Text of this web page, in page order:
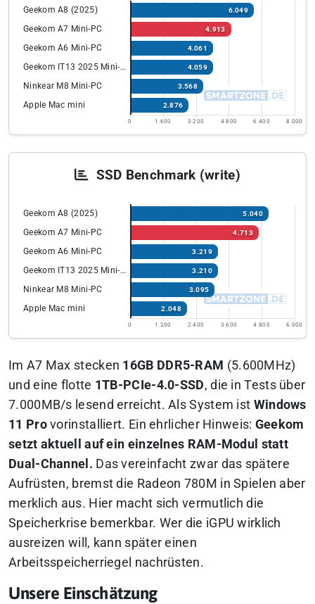
Geekom A8 (2025) 6.049
Geekom A7 Mini-PC 4.913
Geekom A6 Mini-PC 4.061
Geekom IT13 2025 Mini-PC 4.059
Ninkear M8 Mini-PC 3.568
Apple Mac mini 2.876
0 1.600 3.200 4.800 6.400 8.000
SSD Benchmark (write)
Geekom A8 (2025) 5.040
Geekom A7 Mini-PC 4.713
Geekom A6 Mini-PC 3.219
Geekom IT13 2025 Mini-PC 3.210
Ninkear M8 Mini-PC 3.095
Apple Mac mini 2.048
0 1.200 2.400 3.600 4.800 6.000
Im A7 Max stecken 16GB DDR5-RAM (5.600MHz)
und eine flotte 1TB-PCIe-4.0-SSD, die in Tests über
7.000MB/s lesend erreicht. Als System ist Windows
11 Provorinstalliert. Ein ehrlicher Hinweis: Geekom
setzt aktuell auf ein einzelnes RAM-Modul statt
Dual-Channel. Das vereinfacht zwar das spätere
Aufrüsten, bremst die Radeon 780M in Spielen aber
merklich aus. Hier macht sich vermutlich die
Speicherkrise bemerkbar. Wer die iGPU wirklich
ausreizen will, kann später einen
Arbeitsspeicherriegel nachrüsten.
Unsere Einschätzung